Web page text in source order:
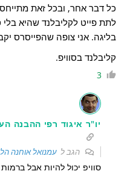
כל דבר אחר, ובכל זאת
לתת פייט לקליבלנד שהיא
בליגה. אני צופה שהפייסרס
קליבלנד בסוויפ.
3
יו"ר איגוד רפי ההבנה
הגב לעמנואל אוחנה
סוויפ יכול להיות אבל